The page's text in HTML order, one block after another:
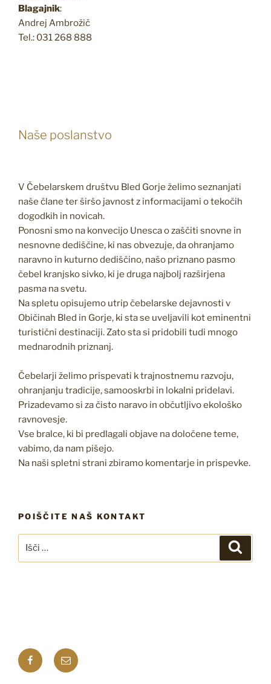
Blagajnik:
Andrej Ambrožič
Tel.: 031 268 888
Naše poslanstvo
V Čebelarskem društvu Bled Gorje želimo seznanjati
naše člane ter širšo javnost z informacijami o tekočih
dogodkih in novicah.
Ponosni smo na konvecijo Unesca o zaščiti snovne in
nesnovne dediščine, ki nas obvezuje, da ohranjamo
naravno in kuturno dediščino, našo priznano pasmo
čebel kranjsko sivko, ki je druga najbolj razširjena
pasma na svetu.
Na spletu opisujemo utrip čebelarske dejavnosti v
Običinah Bled in Gorje, ki sta se uveljavili kot eminentni
turistični destinaciji. Zato sta si pridobili tudi mnogo
mednarodnih priznanj.
Čebelarji želimo prispevati k trajnostnemu razvoju,
ohranjanju tradicije, samooskrbi in lokalni pridelavi.
Prizadevamo si za čisto naravo in občutljivo ekološko
ravnovesje.
Vse bralce, ki bi predlagali objave na določene teme,
vabimo, da nam pišejo.
Na naši spletni strani zbiramo komentarje in prispevke.
POIŠČITE NAŠ KONTAKT
Facebook
E-
pošta